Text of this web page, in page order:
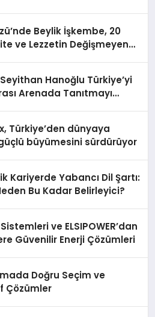
Beylik İşkembe, 20
ve Lezzetin Değişmeyen
Seyithan Hanoğlu Türkiye’yi
Arenada Tanıtmayı
Türkiye’den dünyaya
büyümesini sürdürüyor
Kariyerde Yabancı Dil Şartı:
Bu Kadar Belirleyici?
ve ELSIPOWER’dan
Güvenilir Enerji Çözümleri
Doğru Seçim ve
Çözümler